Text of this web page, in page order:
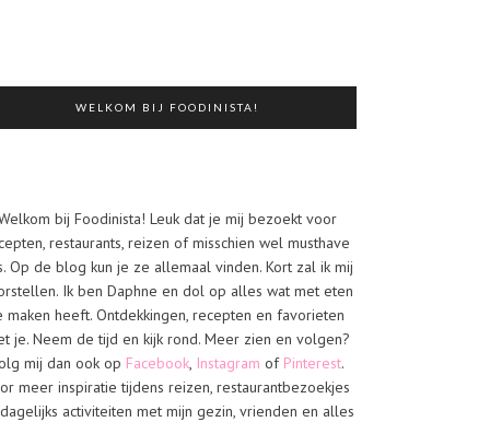
WELKOM BIJ FOODINISTA!
bij Foodinista! Leuk dat je mij bezoekt voor
restaurants, reizen of misschien wel musthave
Op de blog kun je ze allemaal vinden. Kort zal ik mij
Ik ben Daphne en dol op alles wat met eten
maken heeft. Ontdekkingen, recepten en favorieten
je. Neem de tijd en kijk rond. Meer zien en volgen?
mij dan ook op Facebook, Instagram of Pinterest.
meer inspiratie tijdens reizen, restaurantbezoekjes
activiteiten met mijn gezin, vrienden en alles